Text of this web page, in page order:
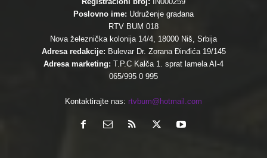
Poslovno ime: Udruženje građana
RTV BUM 018
Nova železnička kolonija 14/4, 18000 Niš, Srbija
Adresa redakcije: Bulevar Dr. Zorana Đinđića 19/145
Adresa marketing: T.P.C Kalča 1. sprat lamela AI-4
065/995 0 995
Kontaktirajte nas: rtvbum@hotmail.com